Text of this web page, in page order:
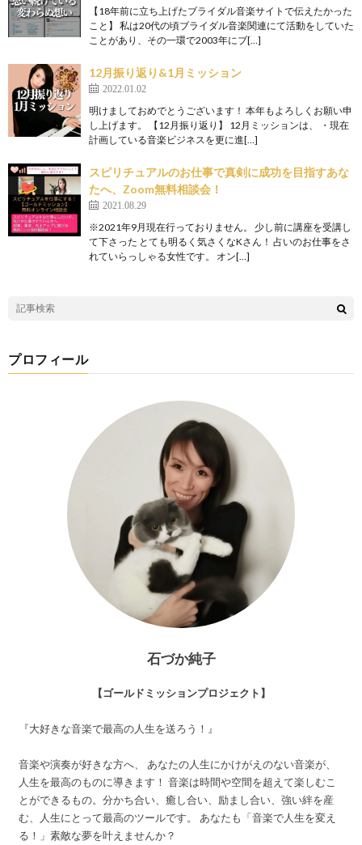
【18年前に立ち上げたブライダル音楽サイトで伝えたかった
こと】 私は20代の頃ブライダル音楽関連にて活動をしていた
ことがあり、その一環で2003年にブ[…]
12月振り返り&1月ミッション
2022.01.02
明けましておめでとうございます！ 本年もよろしくお願い申
し上げます。 【12月振り返り】 12月ミッションは、 ・現在
計画している音楽ビジネスを更に進[…]
スピリチュアルのお仕事で真剣に成功を目指すあな
たへ、Zoom無料相談会！
2021.08.29
※2021年9月現在行っておりません。 少し前に講座を受講し
て下さった とても明るく気さくなKさん！ 占いのお仕事をさ
れていらっしゃる女性です。 オン[…]
プロフィール
石づか純子
【ゴールドミッションプロジェクト】
『大好きな音楽で最高の人生を送ろう！』
音楽や演奏が好きな方へ、 あなたの人生にかけがえのない音楽が、
人生を最高のものに導きます！ 音楽は時間や空間を超えて楽しむこ
とができるもの。分かち合い、癒し合い、励まし合い、強い絆を産
む、人生にとって最高のツールです。 あなたも「音楽で人生を変え
る！」素敵な夢を叶えませんか？